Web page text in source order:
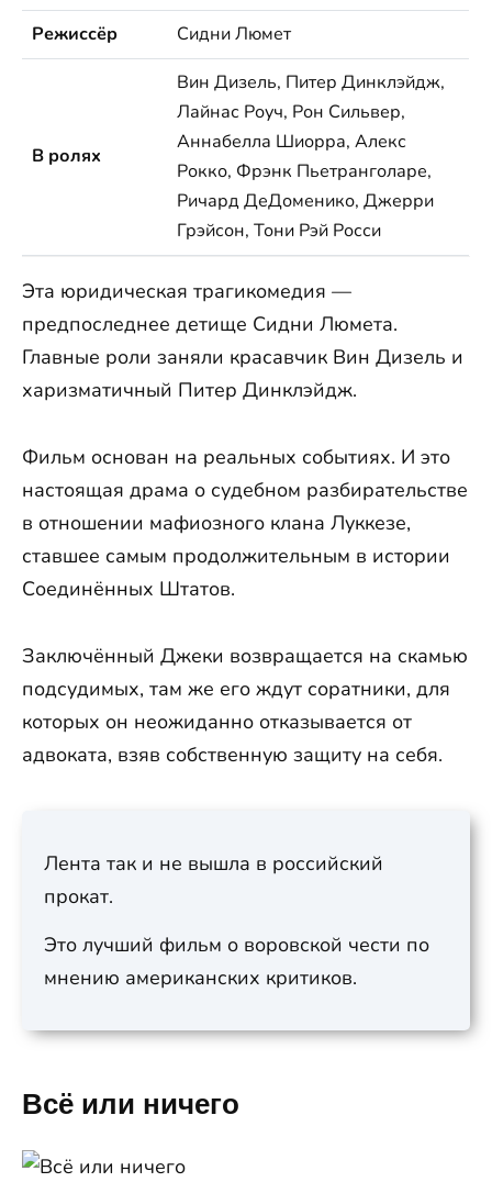
Режиссёр
Сидни Люмет
В ролях
Вин Дизель, Питер Динклэйдж,
Лайнас Роуч, Рон Сильвер,
Аннабелла Шиорра, Алекс
Рокко, Фрэнк Пьетранголаре,
Ричард ДеДоменико, Джерри
Грэйсон, Тони Рэй Росси
Эта юридическая трагикомедия —
предпоследнее детище Сидни Люмета.
Главные роли заняли красавчик Вин Дизель и
харизматичный Питер Динклэйдж.
Фильм основан на реальных событиях. И это
настоящая драма о судебном разбирательстве
в отношении мафиозного клана Луккезе,
ставшее самым продолжительным в истории
Соединённых Штатов.
Заключённый Джеки возвращается на скамью
подсудимых, там же его ждут соратники, для
которых он неожиданно отказывается от
адвоката, взяв собственную защиту на себя.
Лента так и не вышла в российский
прокат.
Это лучший фильм о воровской чести по
мнению американских критиков.
Всё или ничего